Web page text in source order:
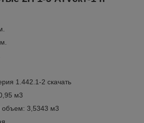
1.442.1-2 скачать
м3
объем: 3,5343 м3